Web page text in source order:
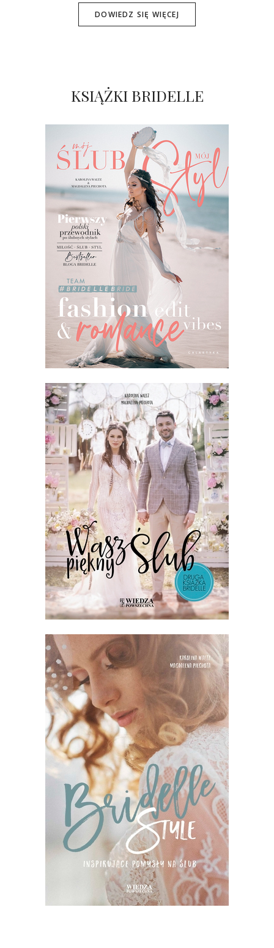
DOWIEDZ SIĘ WIĘCEJ
KSIĄŻKI BRIDELLE